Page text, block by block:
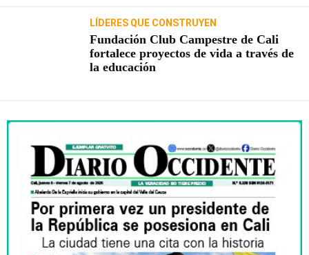
LÍDERES QUE CONSTRUYEN
Fundación Club Campestre de Cali
fortalece proyectos de vida a través de
la educación